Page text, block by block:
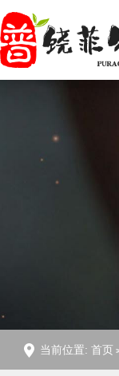
当前位置: 首页